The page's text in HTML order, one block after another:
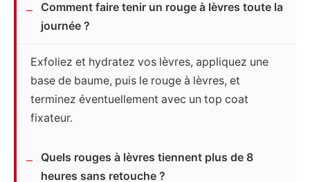
Comment faire tenir un rouge à lèvres toute la
journée ?
Exfoliez et hydratez vos lèvres, appliquez une
base de baume, puis le rouge à lèvres, et
terminez éventuellement avec un top coat
fixateur.
Quels rouges à lèvres tiennent plus de 8
heures sans retouche ?